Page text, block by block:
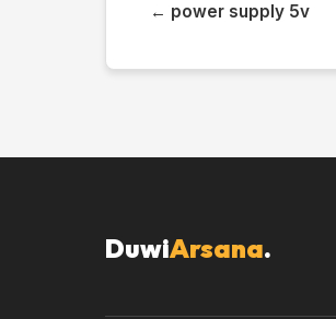
← power supply 5v
DuwiArsana.